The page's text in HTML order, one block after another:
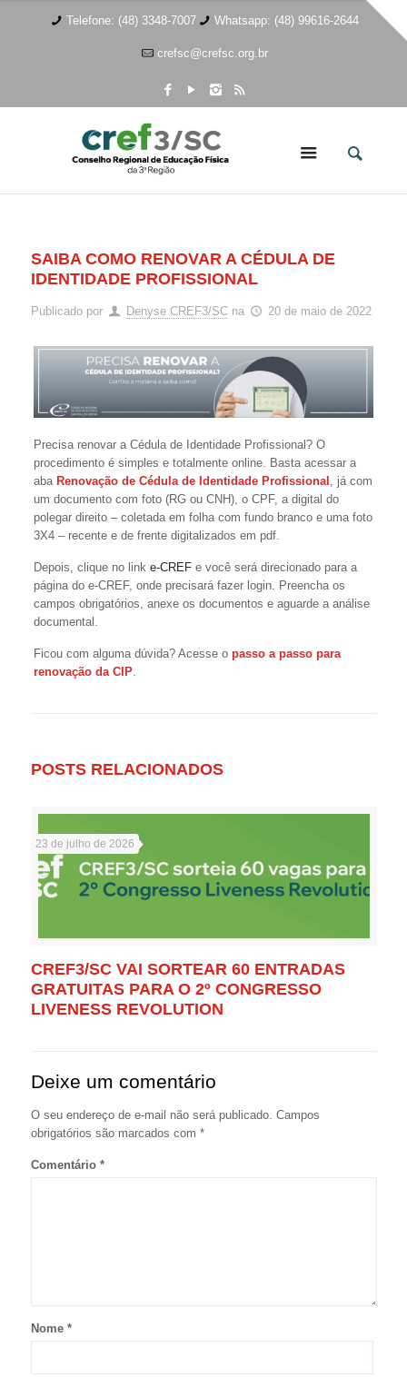
Telefone: (48) 3348-7007 Whatsapp: (48) 99616-2644
crefsc@crefsc.org.br
SAIBA COMO RENOVAR A CÉDULA DE
IDENTIDADE PROFISSIONAL
Publicado por Denyse CREF3/SC na 20 de maio de 2022
Precisa renovar a Cédula de Identidade Profissional? O
procedimento é simples e totalmente online. Basta acessar a
aba Renovação de Cédula de Identidade Profissional
, já com
um documento com foto (RG ou CNH), o CPF, a digital do
polegar direito – coletada em folha com fundo branco e uma foto
3X4 – recente e de frente digitalizados em pdf.
Depois, clique no linke-CREF e você será direcionado para a
página do e-CREF, onde precisará fazer login. Preencha os
campos obrigatórios, anexe os documentos e aguarde a análise
documental.
Ficou com alguma dúvida? Acesse o passo a passo para
renovação da CIP
POSTS RELACIONADOS
23 de julho de 2026
CREF3/SC VAI SORTEAR 60 ENTRADAS
GRATUITAS PARA O 2º CONGRESSO
LIVENESS REVOLUTION
Deixe um comentário
O seu endereço de e-mail não será publicado. Campos
obrigatórios são marcados com *
Comentário *
Nome *